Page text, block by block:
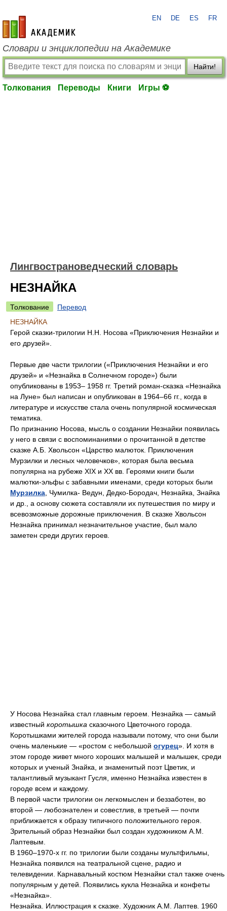
academic.ru
EN DE ES FR
Словари и энциклопедии на Академике
Найти!
Толкования Переводы Книги Игры ⚽
Лингвострановедческий словарь
НЕЗНАЙКА
Толкование
Перевод
НЕЗНАЙКА
Герой сказки-трилогии Н.Н. Носова «Приключения Незнайки и
его друзей».
Первые две части трилогии («Приключения Незнайки и его
друзей» и «Незнайка в Солнечном городе») были
опубликованы в 1953– 1958 гг. Третий роман-сказка «Незнайка
на Луне» был написан и опубликован в 1964–66 гг., когда в
литературе и искусстве стала очень популярной космическая
тематика.
По признанию Носова, мысль о создании Незнайки появилась
у него в связи с воспоминаниями о прочитанной в детстве
сказке А.Б. Хвольсон «Царство малюток. Приключения
Мурзилки и лесных человечков», которая была весьма
популярна на рубеже ХIХ и XX вв. Героями книги были
малютки-эльфы с забавными именами, среди которых были
Мурзилка , Чумилка- Ведун, Дедко-Бородач, Незнайка, Знайка
и др., а основу сюжета составляли их путешествия по миру и
всевозможные дорожные приключения. В сказке Хвольсон
Незнайка принимал незначительное участие, был мало
заметен среди других героев.
У Носова Незнайка стал главным героем. Незнайка — самый
известный коротышка сказочного Цветочного города.
Коротышками жителей города называли потому, что они были
очень маленькие — «ростом с небольшой огурец». И хотя в
этом городе живет много хороших малышей и малышек, среди
которых и ученый Знайка, и знаменитый поэт Цветик, и
талантливый музыкант Гусля, именно Незнайка известен в
городе всем и каждому.
В первой части трилогии он легкомыслен и беззаботен, во
второй — любознателен и совестлив, в третьей — почти
приближается к образу типичного положительного героя.
Зрительный образ Незнайки был создан художником А.М.
Лаптевым.
В 1960–1970-х гг. по трилогии были созданы мультфильмы,
Незнайка появился на театральной сцене, радио и
телевидении. Карнавальный костюм Незнайки стал также очень
популярным у детей. Появились кукла Незнайка и конфеты
«Незнайка».
Незнайка. Иллюстрация к сказке. Художник А.М. Лаптев. 1960